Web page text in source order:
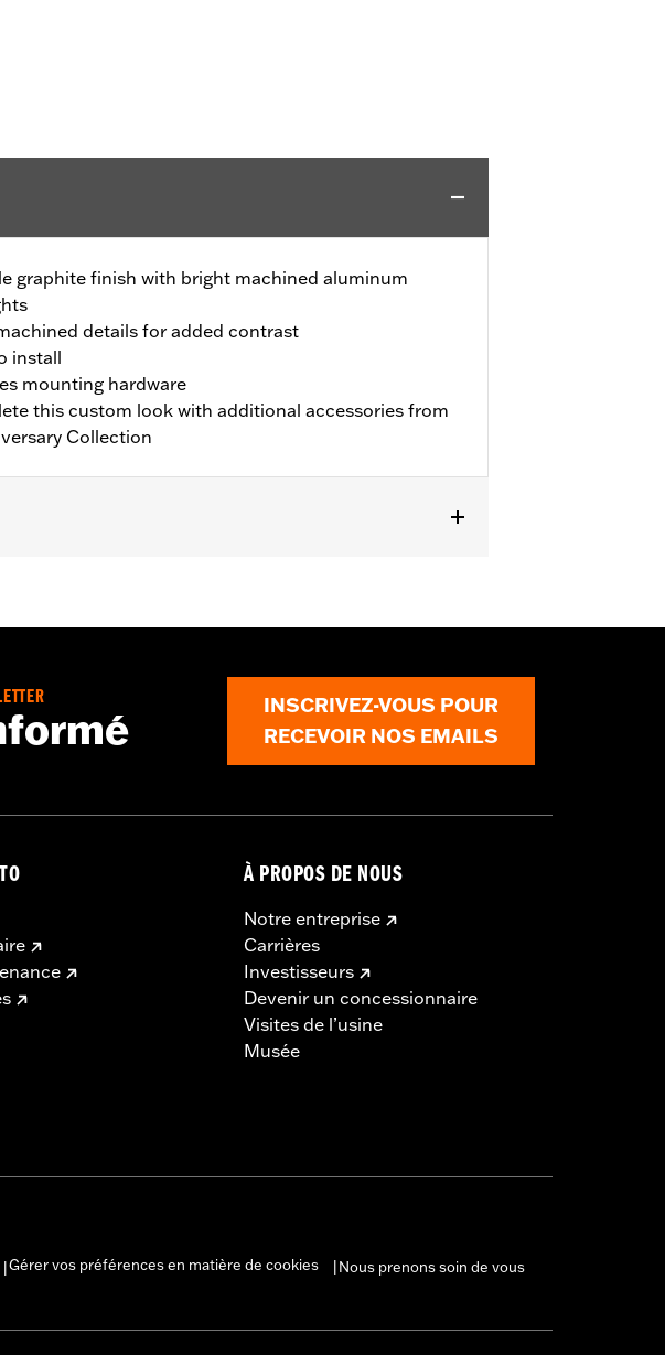
graphite finish with bright machined aluminum
details for added contrast
install
mounting hardware
this custom look with additional accessories from
Collection
INSCRIVEZ-VOUS POUR
RECEVOIR NOS EMAILS
À PROPOS DE NOUS
Notre entreprise
Carrières
Investisseurs
Devenir un concessionnaire
Visites de l’usine
Musée
Gérer vos préférences en matière de cookies Nous prenons soin de vous